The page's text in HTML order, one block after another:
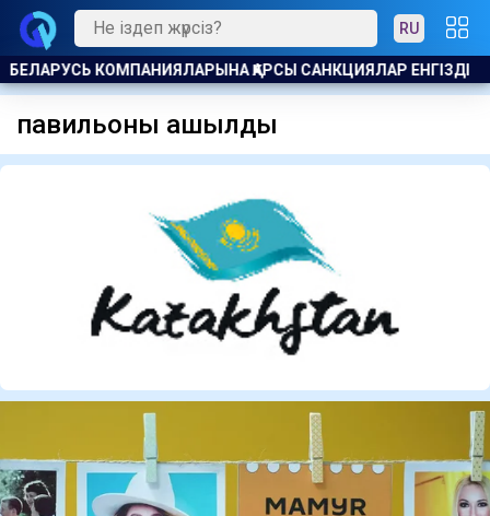
RU
ҚАРСЫ САНКЦИЯЛАР ЕНГІЗДІ АРШАЛЫ ТҰРҒЫНДАРЫ
павильоны ашылды